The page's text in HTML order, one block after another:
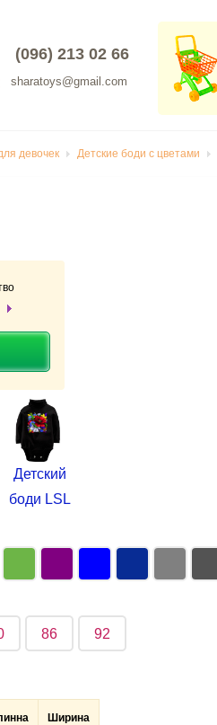
(096) 213 02 66
sharatoys@gmail.com
девочек Детские боди с цветами
Детский
боди LSL
86 92
Ширина